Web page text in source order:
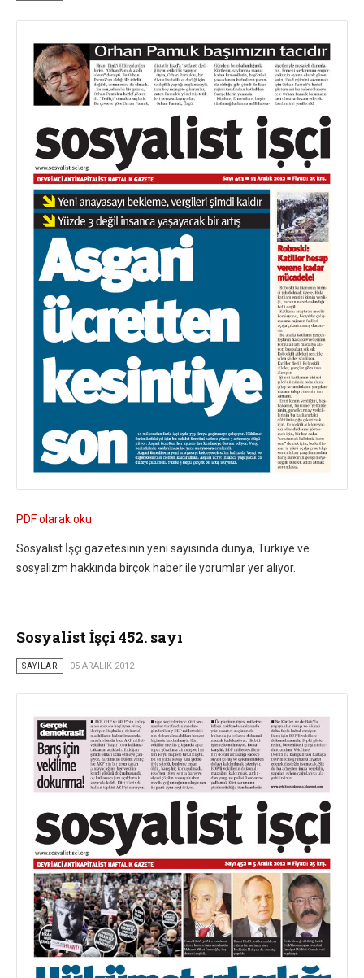
PDF olarak oku
Sosyalist İşçi gazetesinin yeni sayısında dünya, Türkiye ve
sosyalizm hakkında birçok haber ile yorumlar yer alıyor.
Sosyalist İşçi 452. sayı
SAYILAR 05 ARALIK 2012